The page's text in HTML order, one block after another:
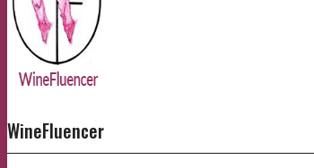
WineFluencer